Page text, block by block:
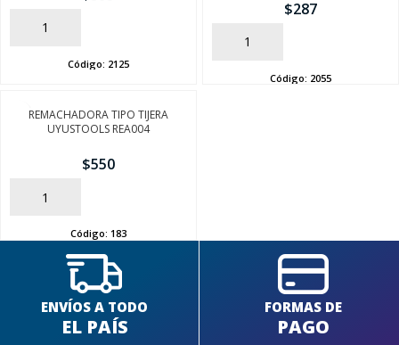
AÑADIR
Código: 2125
$287
AÑADIR
Código: 2055
REMACHADORA TIPO TIJERA
UYUSTOOLS REA004
$550
AÑADIR
Código: 183
ENVÍOS A TODO
EL PAÍS
FORMAS DE
PAGO